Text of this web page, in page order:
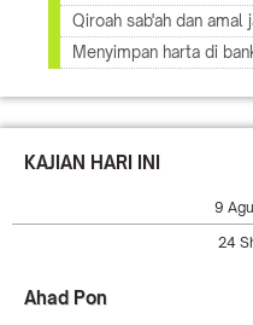
Qiroah sab'ah dan amal
Menyimpan harta di
KAJIAN HARI INI
9
24
Ahad Pon